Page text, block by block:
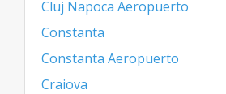
Cluj Napoca Aeropuerto
Constanta
Constanta Aeropuerto
Craiova